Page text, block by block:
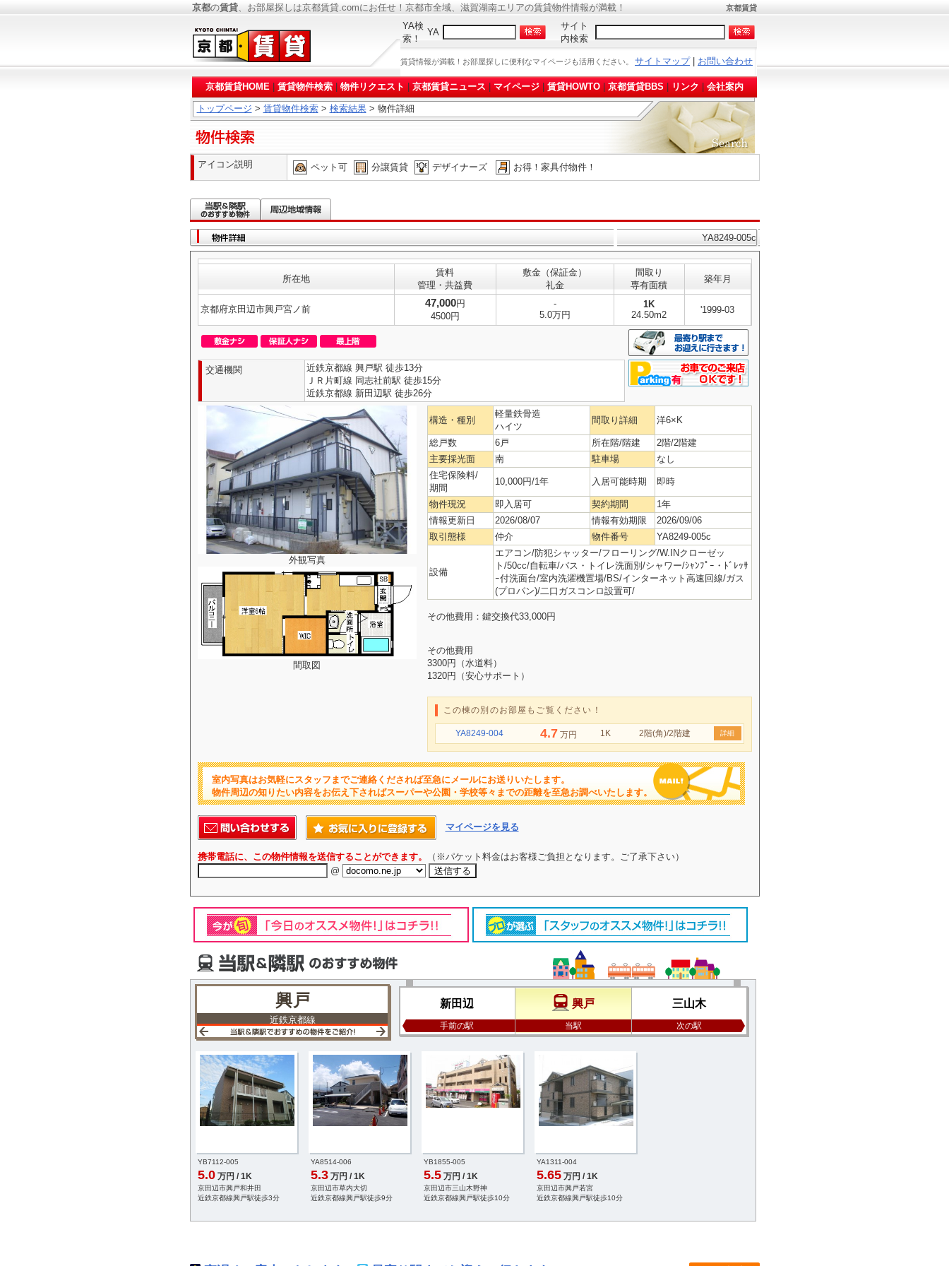
京都の賃貸、お部屋探しは京都賃貸.comにお任せ！京都市全域、滋賀湖南エリアの賃貸物件情報が満載！ 京都賃貸
YA検
索！
YA
サイト
内検索
賃貸情報が満載！お部屋探しに便利なマイページも活用ください。 サイトマップ| お問い合わせ
京都賃貸HOME 賃貸物件検索 物件リクエスト 京都賃貸ニュース マイページ 賃貸HOWTO 京都賃貸BBS リンク 会社案内
トップページ > 賃貸物件検索> 検索結果> 物件詳細
アイコン説明 ペット可 分譲賃貸 デザイナーズ お得！家具付物件！
YA8249-005c
所在地
賃料
管理・共益費
敷金（保証金）
礼金
間取り
専有面積
築年月
京都府京田辺市興戸宮ノ前
47,000円
4500円
-
5.0万円
1K
24.50m2
'1999-03
交通機関
近鉄京都線 興戸駅 徒歩13分
ＪＲ片町線 同志社前駅 徒歩15分
近鉄京都線 新田辺駅 徒歩26分
外観写真
間取図
構造・種別
軽量鉄骨造
ハイツ
間取り詳細 洋6×K
総戸数 6戸 所在階/階建
2階/2階建
主要採光面
南 駐車場
なし
住宅保険料/
期間
10,000円/1年 入居可能時期 即時
物件現況 即入居可 契約期間
1年
情報更新日
2026/08/07 情報有効期限
2026/09/06
取引態様
仲介 物件番号 YA8249-005c
設備
エアコン/防犯シャッター/フローリング/W.INクローゼッ
ト/50cc/自転車/バス・トイレ洗面別/シャワー/ｼｬﾝﾌﾟｰ・ﾄﾞﾚｯｻ
ｰ付洗面台/室内洗濯機置場/BS/インターネット高速回線/ガス
(プロパン)/二口ガスコンロ設置可/
その他費用：鍵交換代33,000円
その他費用
3300円（水道料）
1320円（安心サポート）
この棟の別のお部屋もご覧ください！
YA8249-004 4.7 万円 1K 2階(角)/2階建 詳細
室内写真はお気軽にスタッフまでご連絡くだされば至急にメールにお送りいたします。
物件周辺の知りたい内容をお伝え下さればスーパーや公園・学校等々までの距離を至急お調べいたします。
マイページを見る
携帯電話に、この物件情報を送信することができます。
（※パケット料金はお客様ご負担となります。ご了承下さい）
@
興戸
近鉄京都線
新田辺
手前の駅
興戸
当駅
三山木
次の駅
YB7112-005
5.0 万円 / 1K
京田辺市興戸和井田
近鉄京都線興戸駅徒歩3分
YA8514-006
5.3 万円 / 1K
京田辺市草内大切
近鉄京都線興戸駅徒歩9分
YB1855-005
5.5 万円 / 1K
京田辺市三山木野神
近鉄京都線興戸駅徒歩10分
YA1311-004
5.65 万円 / 1K
京田辺市興戸若宮
近鉄京都線興戸駅徒歩10分